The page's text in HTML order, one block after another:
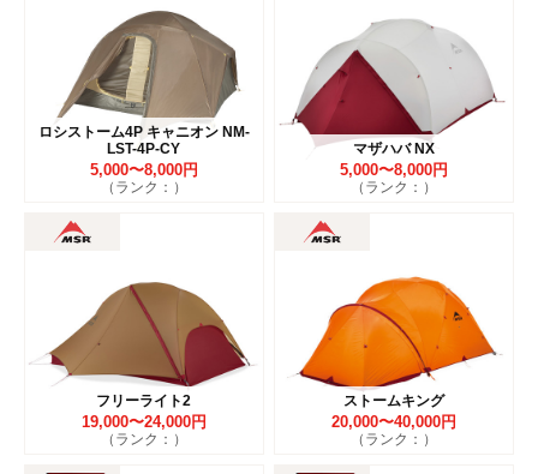
ロシストーム4P キャニオン NM-
LST-4P-CY
5,000〜8,000円
（ランク：）
マザハバ NX
5,000〜8,000円
（ランク：）
フリーライト2
19,000〜24,000円
（ランク：）
ストームキング
20,000〜40,000円
（ランク：）